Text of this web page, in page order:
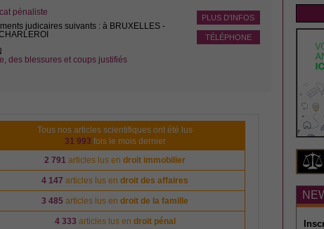
PLUS D'INFOS
TÉLÉPHONE
pénaliste
judicaires suivants : à BRUXELLES -
des blessures et coups justifiés
Tous nos articles scientifiques ont été lus
31 993 fois le mois dernier
2 791 articles lus endroit immobilier
4 147 articles lus endroit des affaires
3 485 articles lus endroit de la famille
4 333 articles lus en droit pénal